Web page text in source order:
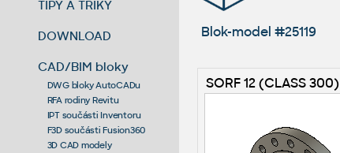
TIPY A TRIKY
DOWNLOAD
CAD/BIM bloky
DWG bloky AutoCADu
RFA rodiny Revitu
IPT součásti Inventoru
F3D součásti Fusion360
3D CAD modely
Blok-model #25119
SORF 12 (CLASS 300)